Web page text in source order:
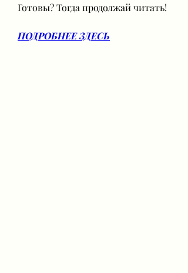
Готовы? Тогда продолжай читать!
ПОДРОБНЕЕ ЗДЕСЬ